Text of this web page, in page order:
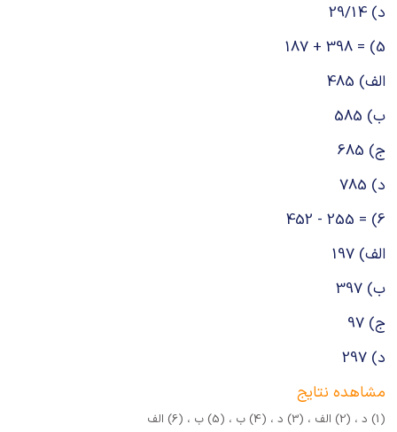
د) 29/14
5) = 398 + 187
الف) 485
ب) 585
ج) 685
د) 785
6) = 255 - 452
الف) 197
ب) 397
ج) 97
د) 297
مشاهده نتایج
(1) د ، (2) الف ، (3) د ، (4) ب ، (5) ب ، (6) الف